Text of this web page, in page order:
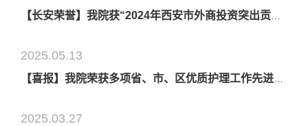
2025.05.13
2025.03.27